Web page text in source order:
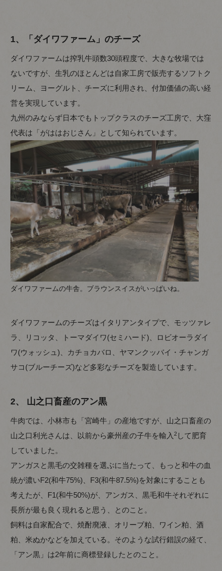
1、「ダイワファーム」のチーズ
ダイワファームは搾乳牛頭数30頭程度で、大きな牧場では
ないですが、生乳のほとんどは自家工房で販売するソフトク
リーム、ヨーグルト、チーズに利用され、付加価値の高い経
営を実現しています。
九州のみならず日本でもトップクラスのチーズ工房で、大窪
代表は「がははおじさん」として知られています。
ダイワファームの牛舎。ブラウンスイスがいっぱいね。
ダイワファームのチーズはイタリアンタイプで、モッツァレ
ラ、リコッタ、トーマダイワ(セミハード)、ロビオーラダイ
ワ(ウォッシュ)、カチョカバロ、ヤマンクッバイ・チャンガ
サコ(ブルーチーズ)など多彩なチーズを製造しています。
2、 山之口畜産のアン黒
牛肉では、小林市も「宮崎牛」の産地ですが、山之口畜産の
山之口利光さんは、以前から豪州産の子牛を輸入2 して肥育
していました。
アンガスと黒毛の交雑種を選ぶに当たって、もっと和牛の血
統が濃いF2(和牛75%)、F3(和牛87.5%)を対象にすることも
考えたが、F1(和牛50%)が、アンガス、黒毛和牛それぞれに
長所が最も良く現れると思う、とのこと。
飼料は自家配合で、焼酎廃液、オリーブ粕、ワイン粕、酒
粕、米ぬかなどを加えている。そのような試行錯誤の経て、
「アン黒」は2年前に商標登録したとのこと。